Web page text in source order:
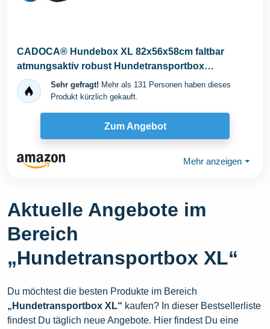
CADOCA® Hundebox XL 82x56x58cm faltbar
atmungsaktiv robust Hundetransportbox
Transporttasche...
Sehr gefragt! Mehr als 131 Personen haben dieses
Produkt kürzlich gekauft.
Zum Angebot
Mehr anzeigen ⏷
Aktuelle Angebote im
Bereich
„Hundetransportbox XL“
Du möchtest die besten Produkte im Bereich
„Hundetransportbox XL“ kaufen? In dieser Bestsellerliste
findest Du täglich neue Angebote. Hier findest Du eine